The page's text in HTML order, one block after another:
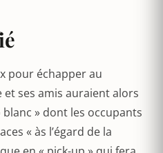
pour échapper au
ses amis auraient alors
» dont les occupants
« às l’égard de la